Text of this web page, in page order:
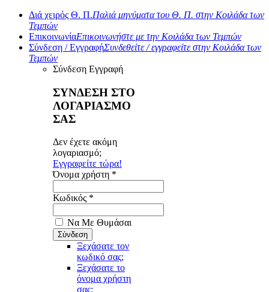
Διά χειρός Θ. Π.Παλιά μηνύματα του Θ. Π. στην Κοιλάδα των
Τεμπών
ΕπικοινωνίαΕπικοινωνήστε με την Κοιλάδα των Τεμπών
Σύνδεση / ΕγγραφήΣυνδεθείτε / εγγραφείτε στην Κοιλάδα των
Τεμπών
Σύνδεση Εγγραφή
ΣΥΝΔΕΣΗ ΣΤΟ
ΛΟΓΑΡΙΑΣΜΟ
ΣΑΣ
Δεν έχετε ακόμη
λογαριασμό;
Εγγραφείτε τώρα!
Όνομα χρήστη *
Κωδικός *
Να Με Θυμάσαι
Ξεχάσατε τον
κωδικό σας;
Ξεχάσατε το
όνομα χρήστη
σας;